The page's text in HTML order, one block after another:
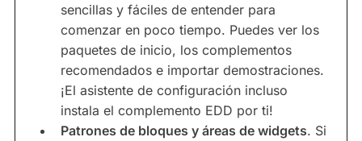
sencillas y fáciles de entender para
comenzar en poco tiempo. Puedes ver los
paquetes de inicio, los complementos
recomendados e importar demostraciones.
¡El asistente de configuración incluso
instala el complemento EDD por ti!
Patrones de bloques y áreas de widgets. Si